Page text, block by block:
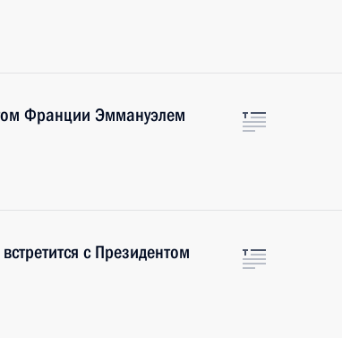
Франции Эммануэлем
с Президентом